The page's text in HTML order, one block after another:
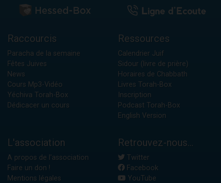
Raccourcis
Paracha de la semaine
Fêtes Juives
News
Cours Mp3-Vidéo
Yéchiva Torah-Box
Dédicacer un cours
Ressources
Calendrier Juif
Sidour (livre de prière)
Horaires de Chabbath
Livres Torah-Box
Inscription
Podcast Torah-Box
English Version
L'association
A propos de l'association
Faire un don !
Mentions légales
Retrouvez-nous...
Twitter
Facebook
YouTube